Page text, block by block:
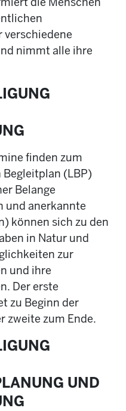
verschiedene
nimmt alle ihre
finden zum
(LBP)
Belange
und anerkannte
können sich zu den
in Natur und
zur
und ihre
Der erste
zu Beginn der
zweite zum Ende.
UND